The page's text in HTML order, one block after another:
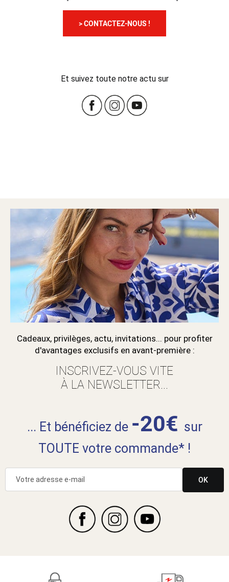
> CONTACTEZ-NOUS !
Et suivez toute notre actu sur
Cadeaux, privilèges, actu, invitations... pour profiter
d'avantages exclusifs en avant-première :
INSCRIVEZ-VOUS VITE
À LA NEWSLETTER...
... Et bénéficiez de -20€ sur
TOUTE votre commande* !
OK